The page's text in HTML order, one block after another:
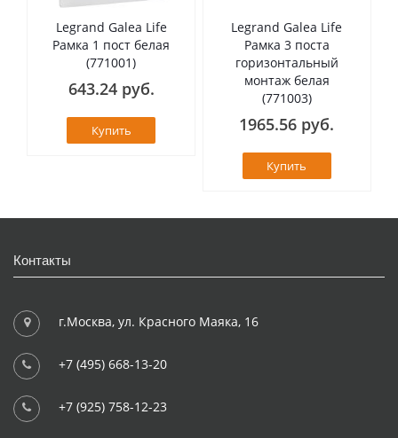
Legrand Galea Life
Рамка 1 пост белая
(771001)
643.24 руб.
Купить
Legrand Galea Life
Рамка 3 поста
горизонтальный
монтаж белая
(771003)
1965.56 руб.
Купить
Контакты
г.Москва, ул. Красного Маяка, 16
+7 (495) 668-13-20
+7 (925) 758-12-23